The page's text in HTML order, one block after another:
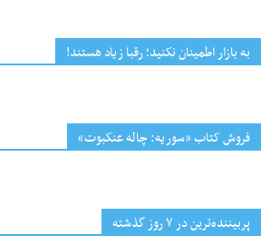
به بازار اطمینان نکنید؛ رقبا زیاد هستند!
فروش کتاب «سوریه: چاله عنکبوت»
پربیننده‌ترین‌ در ۷ روز گذشته